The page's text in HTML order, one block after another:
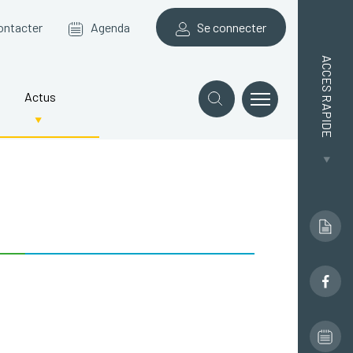
Agenda Se connecter
Actus ACCES RAPIDE